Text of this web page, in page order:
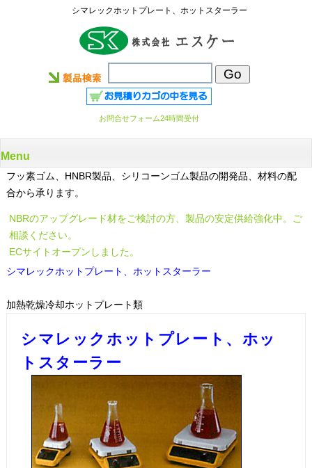
シマレックホットプレート、ホットスターラー
お問合せフォーム24時間受付
Menu
フッ素ゴム、HNBR製品、シリコーンゴム製品の開発品、材料の配
合から承ります。
NBRのアップグレード材をご検討の方、製品の安定供給強化中。ご
相談ください。
ECサイトオープンしました。
シマレックホットプレート、ホットスターラー
加熱乾燥冷却ホットプレート類
シマレックホットプレート、ホッ
トスターラー